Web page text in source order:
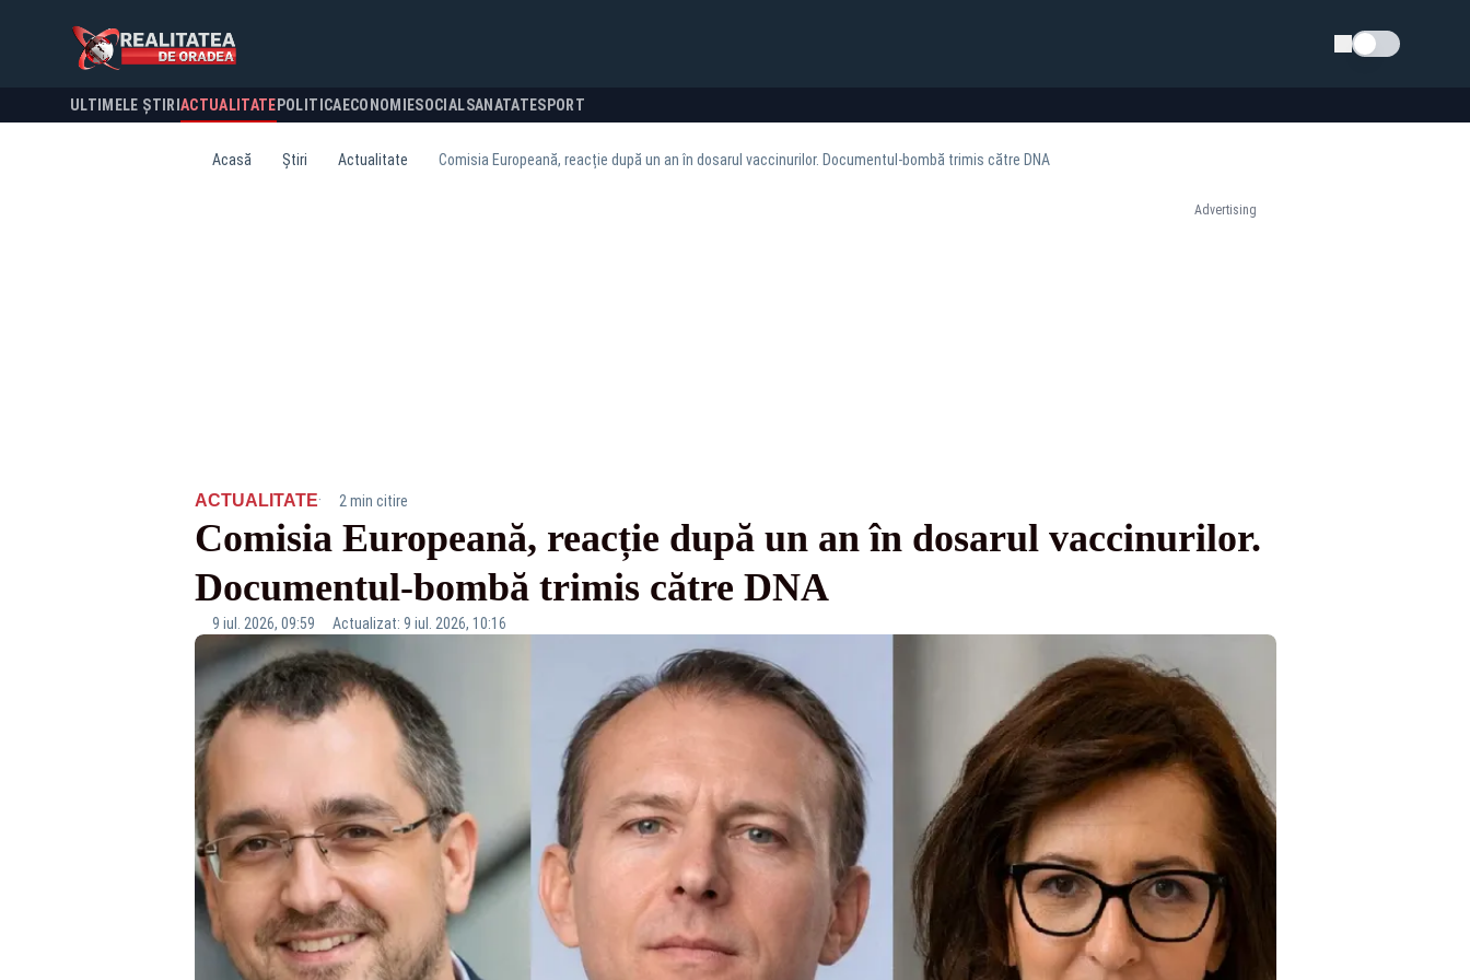
Schimba tema
ULTIMELE ȘTIRI ACTUALITATE POLITICA ECONOMIESOCIALSANATATESPORT
Acasă Știri Actualitate Comisia Europeană, reacție după un an în dosarul vaccinurilor. Documentul‑bombă trimis către DNA
Advertising
ACTUALITATE· 2 min citire
Comisia Europeană, reacție după un an în dosarul vaccinurilor.
Documentul‑bombă trimis către DNA
9 iul. 2026, 09:59 Actualizat: 9 iul. 2026, 10:16